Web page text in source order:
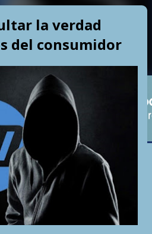
la verdad
del consumidor